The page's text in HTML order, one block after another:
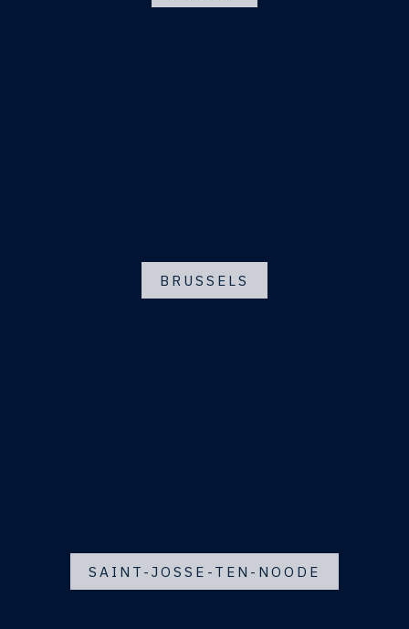
BRUSSELS
SAINT-JOSSE-TEN-NOODE